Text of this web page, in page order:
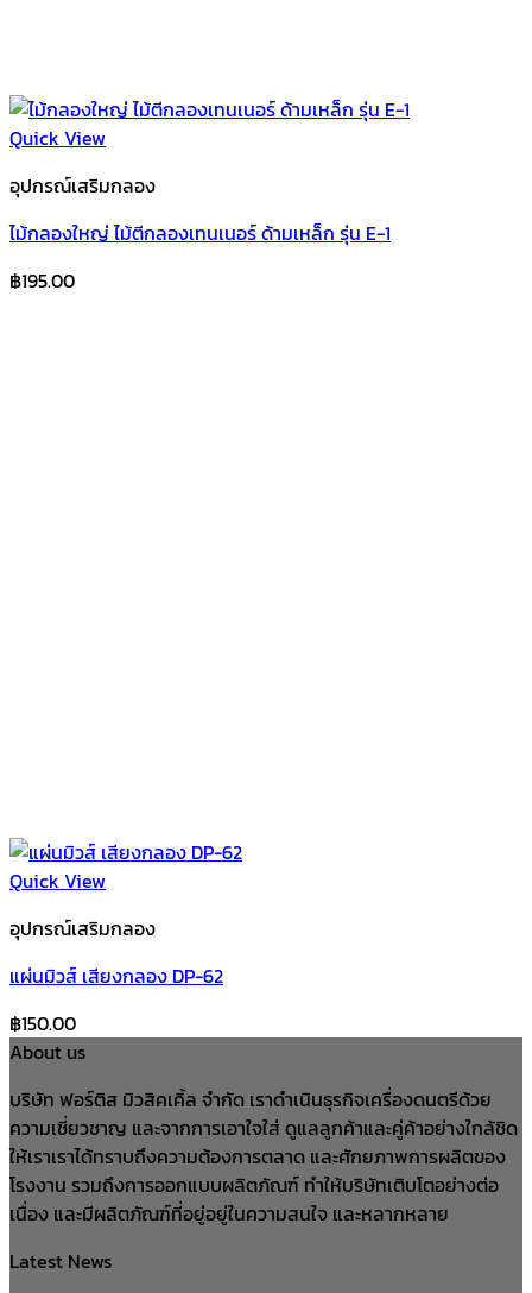
Quick View
อุปกรณ์เสริมกลอง
ไม้กลองใหญ่ ไม้ตีกลองเทนเนอร์ ด้ามเหล็ก รุ่น E-1
฿195.00
Quick View
อุปกรณ์เสริมกลอง
แผ่นมิวส์ เสียงกลอง DP-62
฿150.00
About us
บริษัท ฟอร์ติส มิวสิคเคิ้ล จำกัด เราดำเนินธุรกิจเครื่องดนตรีด้วย
ความเชี่ยวชาญ และจากการเอาใจใส่ ดูแลลูกค้าและคู่ค้าอย่างใกล้ชิด
ให้เราเราได้ทราบถึงความต้องการตลาด และศักยภาพการผลิตของ
โรงงาน รวมถึงการออกแบบผลิตภัณฑ์ ทำให้บริษัทเติบโตอย่างต่อ
เนื่อง และมีผลิตภัณฑ์ที่อยู่อยู่ในความสนใจ และหลากหลาย
Latest News